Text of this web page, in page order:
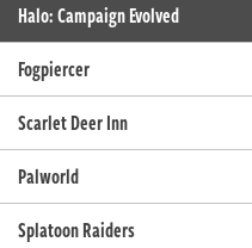
Halo: Campaign Evolved
Fogpiercer
Scarlet Deer Inn
Palworld
Splatoon Raiders